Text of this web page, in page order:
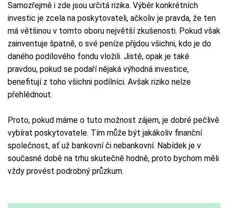
Samozřejmě i zde jsou určitá rizika. Výběr konkrétních
investic je zcela na poskytovateli, ačkoliv je pravda, že ten
má většinou v tomto oboru největší zkušenosti. Pokud však
zainventuje špatně, o své peníze přijdou všichni, kdo je do
daného podílového fondu vložili. Jistě, opak je také
pravdou, pokud se podaří nějaká výhodná investice,
benefitují z toho všichni podílníci. Avšak riziko nelze
přehlédnout.
Proto, pokud máme o tuto možnost zájem, je dobré pečlivě
vybírat poskytovatele. Tím může být jakákoliv finanční
společnost, ať už bankovní či nebankovní. Nabídek je v
současné době na trhu skutečně hodně, proto bychom měli
vždy provést podrobný průzkum.